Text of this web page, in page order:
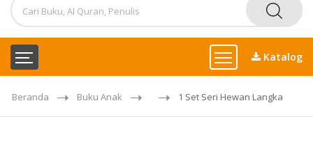
Katalog
Beranda Buku Anak 1 Set Seri Hewan Langka